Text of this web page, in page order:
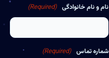
نام و نام خانوادگی (Required)
شماره تماس (Required)